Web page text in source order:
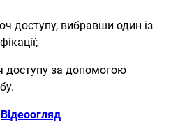
доступу, вибравши один із
доступу за допомогою
Відеоогляд